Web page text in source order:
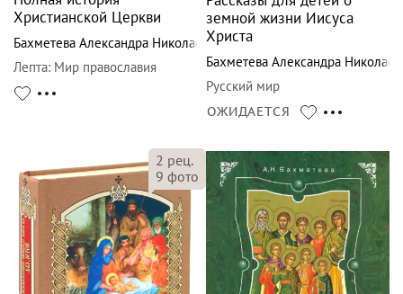
Христианской Церкви
Бахметева Александра Николаевна
Лепта: Мир православия
земной жизни Иисуса
Христа
Бахметева Александра
Русский мир
ОЖИДАЕТСЯ
2 рец.
9 фото